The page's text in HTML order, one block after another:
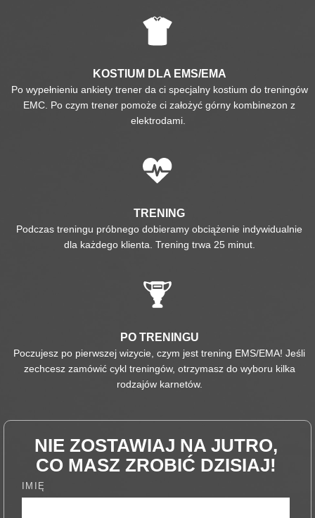
KOSTIUM DLA EMS/EMA
Po wypełnieniu ankiety trener da ci specjalny kostium do treningów
EMC. Po czym trener pomoże ci założyć górny kombinezon z
elektrodami.
TRENING
Podczas treningu próbnego dobieramy obciążenie indywidualnie
dla każdego klienta. Trening trwa 25 minut.
PO TRENINGU
Poczujesz po pierwszej wizycie, czym jest trening EMS/EMA! Jeśli
zechcesz zamówić cykl treningów, otrzymasz do wyboru kilka
rodzajów karnetów.
NIE ZOSTAWIAJ NA JUTRO,
CO MASZ ZROBIĆ DZISIAJ!
IMIĘ